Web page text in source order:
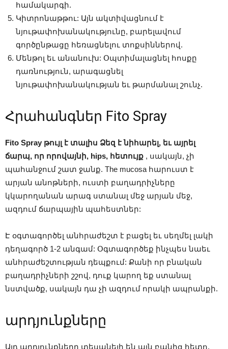
համակարգի.
Կիտրոնաթթու: Այն ակտիվացնում է
նյութափոխանակությունը, բարելավում
գործընթացը հեռացնելու տոքսիններով.
Մենթոլ եւ անանուխ: Օպտիմալացնել հոսքը
դառնություն, արագացնել
նյութափոխանակության եւ թարմանալ շունչ.
Հրահանգներ Fito Spray
Fito Spray թույլ է տալիս Ձեզ է նիհարել, եւ այրել
ճարպ, որ որովայնի, hips, հետույք , սակայն, չի
պահանջում շատ ջանք. The mucosa հարուստ է
արյան անոթների, ուստի բաղադրիչները
կկարողանան արագ ստանալ մեջ արյան մեջ,
ազդում ճարպային պահեստներ:
Է օգտագործել անհրաժեշտ է բացել եւ սեղմել լակի
դեղագործ 1-2 անգամ: Օգտագործեք ինչպես նաեւ
անհրաժեշտության դեպքում: Քանի որ բնական
բաղադրիչների շշով, դուք կարող եք ստանալ
նստվածք, սակայն դա չի ազդում որակի ապրանքի.
արդյունքները
Այդ արդյունքները տեսանելի են այն բանից հետո,